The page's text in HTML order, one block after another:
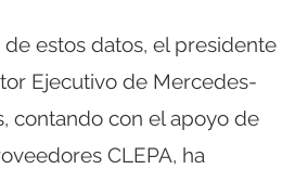
estos datos, el presidente
Ejecutivo de Mercedes-
contando con el apoyo de
CLEPA, ha